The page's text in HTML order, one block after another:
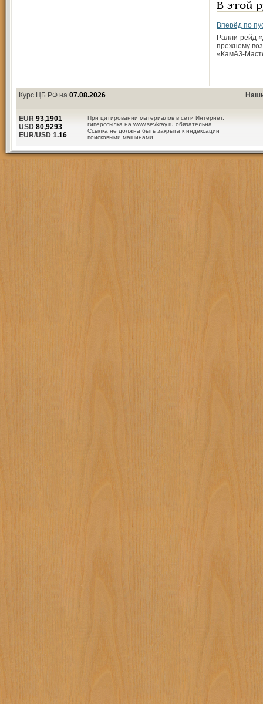
В этой
Вперёд по
Ралли-рейд
прежнему
«КамАЗ-
Курс ЦБ РФ на 07.08.2026
При цитировании материалов в сети Интернет,
гиперссылка на www.sevkray.ru обязательна.
Ссылка не должна быть закрыта к индексации
поисковыми машинами.
EUR 93,1901
USD 80,9293
EUR/USD 1.16